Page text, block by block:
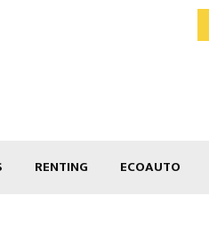
RENTING ECOAUTO